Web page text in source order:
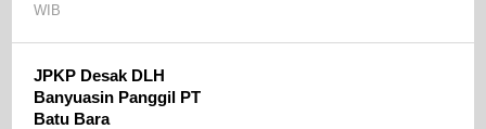
WIB
JPKP Desak DLH
Banyuasin Panggil PT
Batu Bara